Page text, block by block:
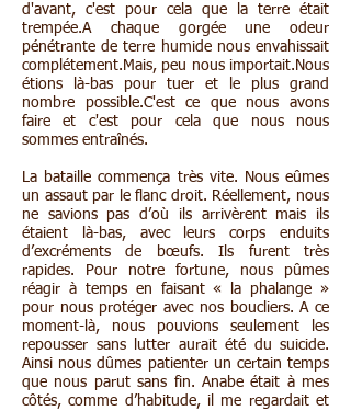
d'avant, c'est pour cela que la terre était
trempée.A chaque gorgée une odeur
pénétrante de terre humide nous envahissait
complétement.Mais, peu nous importait.Nous
étions là-bas pour tuer et le plus grand
nombre possible.C'est ce que nous avons
faire et c'est pour cela que nous nous
sommes entraînés.
La bataille commença très vite. Nous eûmes
un assaut par le flanc droit. Réellement, nous
ne savions pas d’où ils arrivèrent mais ils
étaient là-bas, avec leurs corps enduits
d’excréments de bœufs. Ils furent très
rapides. Pour notre fortune, nous pûmes
réagir à temps en faisant « la phalange »
pour nous protéger avec nos boucliers. A ce
moment-là, nous pouvions seulement les
repousser sans lutter aurait été du suicide.
Ainsi nous dûmes patienter un certain temps
que nous parut sans fin. Anabe était à mes
côtés, comme d’habitude, il me regardait et